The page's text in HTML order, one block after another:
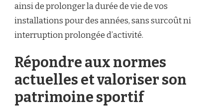
ainsi de prolonger la durée de vie de vos
installations pour des années, sans surcoût ni
interruption prolongée d’activité.
Répondre aux normes
actuelles et valoriser son
patrimoine sportif